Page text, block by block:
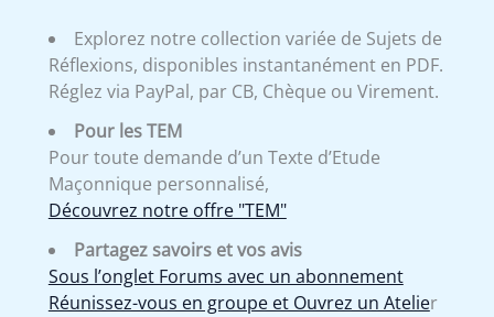
Explorez notre collection variée de Sujets de
Réflexions, disponibles instantanément en PDF.
Réglez via PayPal, par CB, Chèque ou Virement.
Pour les TEM
Pour toute demande d’un Texte d’Etude
Maçonnique personnalisé,
Découvrez notre offre "TEM"
Partagez savoirs et vos avis
Sous l’onglet Forums avec un abonnement
Réunissez-vous en groupe et Ouvrez un Atelier